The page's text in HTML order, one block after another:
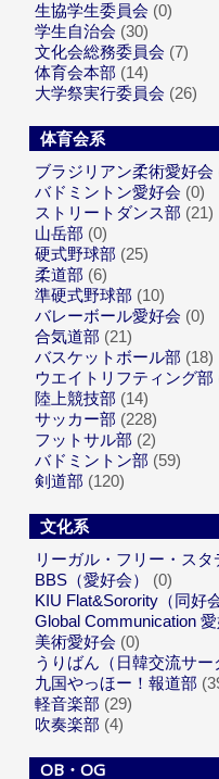
生協学生委員会 (0)
学生自治会 (30)
文化会総務委員会 (7)
体育会本部 (14)
大学祭実行委員会 (26)
体育会系
ブラジリアン柔術愛好会
バドミントン愛好会 (0)
ストリートダンス部 (21)
山岳部 (0)
硬式野球部 (25)
柔道部 (6)
準硬式野球部 (10)
バレーボール愛好会 (0)
合気道部 (21)
バスケットボール部 (18)
ウエイトリフティング部
陸上競技部 (14)
サッカー部 (228)
フットサル部 (2)
バドミントン部 (59)
剣道部 (120)
文化系
リーガル・フリー・スタ
BBS（愛好会）
(0)
KIU Flat&Sorority（同好会
Global Communication
美術愛好会 (0)
うりばん（日韓交流サー
九国やっほー！報道部
軽音楽部 (29)
吹奏楽部 (4)
OB・OG